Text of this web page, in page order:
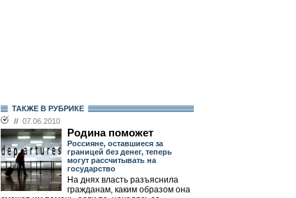
ТАКЖЕ В РУБРИКЕ
// 07.06.2010
Родина поможет
Россияне, оставшиеся за
границей без денег, теперь
могут рассчитывать на
государство
На днях власть разъяснила
гражданам, каким образом она